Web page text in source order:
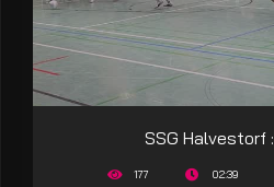
SSG Halvestorf :
177 02:39